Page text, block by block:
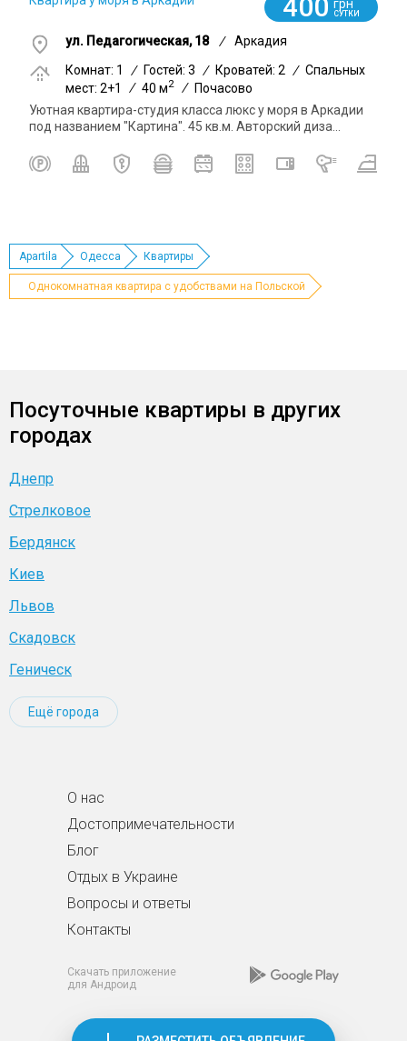
400 грн
СУТКИ
ул. Педагогическая, 18 /
Аркадия
Комнат: 1
/ Гостей: 3 / Кроватей: 2 / Спальных
мест: 2+1
/ 40 м2 / Почасово
Уютная квартира-студия класса люкс у моря в Аркадии
под названием "Картина". 45 кв.м. Авторский диза...
Apartila Одесса Квартиры
Однокомнатная квартира с удобствами на Польской
Посуточные квартиры в других
городах
Днепр
Стрелковое
Бердянск
Киев
Львов
Скадовск
Геническ
Ещё города
О нас
Достопримечательности
Блог
Отдых в Украине
Вопросы и ответы
Контакты
Скачать приложение
для Андроид